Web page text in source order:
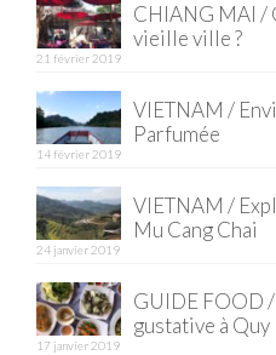
CHIANG MAI /
vieille ville ?
21 février 2019
VIETNAM /
Parfumée
14 février 2019
VIETNAM /
Mu Cang Chai
24 janvier 2019
GUIDE FOOD /
gustative à Quy
17 janvier 2019